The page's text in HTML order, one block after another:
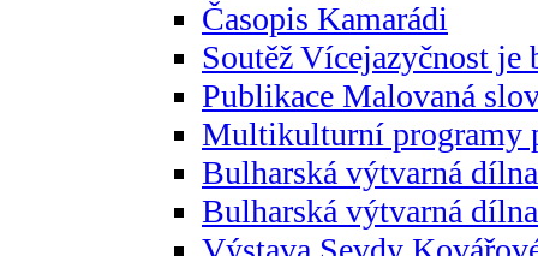
Časopis Kamarádi
Soutěž Vícejazyčnost je
Publikace Malovaná
Multikulturní programy
Bulharská výtvarná
Bulharská výtvarná